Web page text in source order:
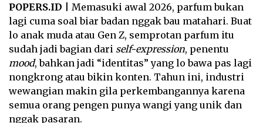
POPERS.ID
| Memasuki awal 2026, parfum bukan
lagi cuma soal biar badan nggak bau matahari. Buat
lo anak muda atau Gen Z, semprotan parfum itu
sudah jadi bagian dari self-expression, penentu
mood, bahkan jadi “identitas” yang lo bawa pas lagi
nongkrong atau bikin konten. Tahun ini, industri
wewangian makin gila perkembangannya karena
semua orang pengen punya wangi yang unik dan
nggak pasaran.